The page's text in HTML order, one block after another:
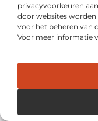
privacyvoorkeuren
door websites
voor het beheren van
Voor meer informatie